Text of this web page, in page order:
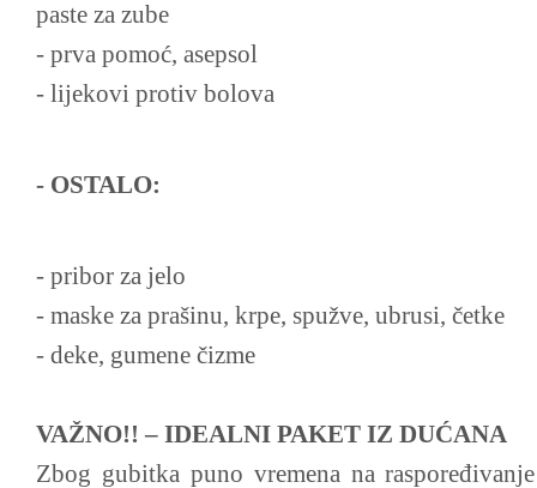
paste za zube
- prva pomoć, asepsol
- lijekovi protiv bolova
- OSTALO:
- pribor za jelo
- maske za prašinu, krpe, spužve, ubrusi, četke
- deke, gumene čizme
VAŽNO!! – IDEALNI PAKET IZ DUĆANA
Zbog gubitka puno vremena na